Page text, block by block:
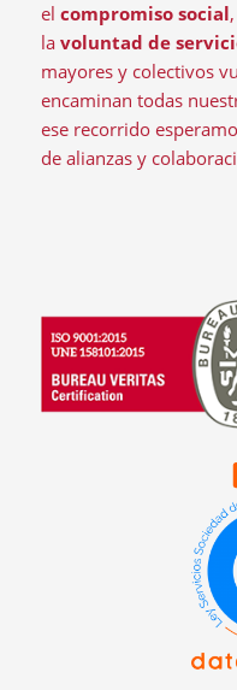
el compromiso social
la voluntad de
mayores y colectivos
encaminan todas
ese recorrido
de alianzas y